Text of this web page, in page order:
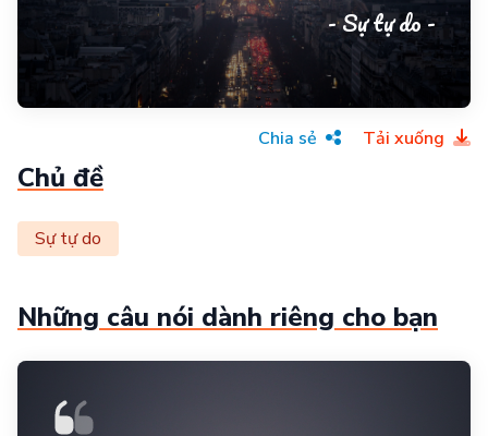
- Sự tự do -
Chia sẻ Tải xuống
Chủ đề
Sự tự do
Những câu nói dành riêng cho bạn